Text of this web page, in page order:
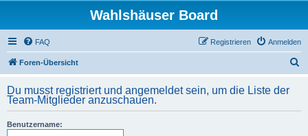
Wahlshäuser Board
FAQ Anmelden
Registrieren
Foren-Übersicht
h
Du musst registriert und angemeldet sein, um die Liste der
Team-Mitglieder anzuschauen.
Benutzername: